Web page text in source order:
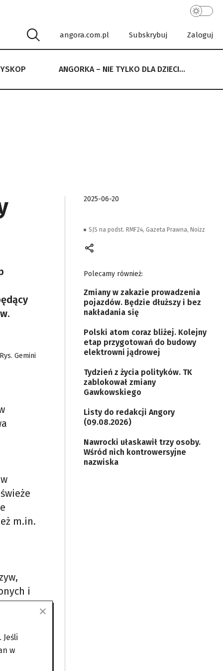
angora.com.pl Subskrybuj Zaloguj
ANGORKA – NIE TYLKO DLA DZIECI…
NIE TYLKO DLA DZIECI…
Rys. Gemini
m.in.
i
2025-06-20
SJS na podst. RMF24, Gazeta Prawna, Noizz
Polecamy również:
Zmiany w zakazie prowadzenia
pojazdów. Będzie dłuższy i bez
nakładania się
Polski atom coraz bliżej. Kolejny
etap przygotowań do budowy
elektrowni jądrowej
Tydzień z życia polityków. TK
zablokował zmiany
Gawkowskiego
Listy do redakcji Angory
(09.08.2026)
Nawrocki ułaskawił trzy osoby.
Wśród nich kontrowersyjne
nazwiska
w